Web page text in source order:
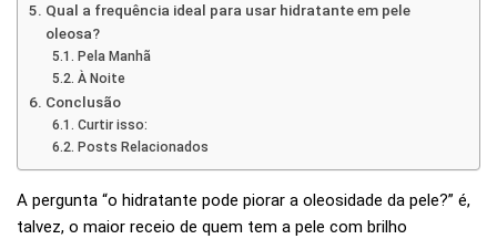
Qual a frequência ideal para usar hidratante em pele
oleosa?
Pela Manhã
À Noite
Conclusão
Curtir isso:
Posts Relacionados
A pergunta “o hidratante pode piorar a oleosidade da pele?” é,
talvez, o maior receio de quem tem a pele com brilho